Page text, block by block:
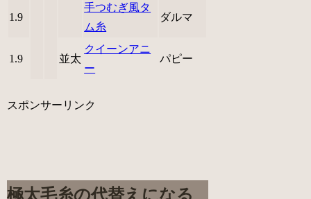
1.9
手つむぎ風タ
ム糸
ダルマ
1.9 並太
クイーンアニ
ー
パピー
スポンサーリンク
極太毛糸の代替えになる